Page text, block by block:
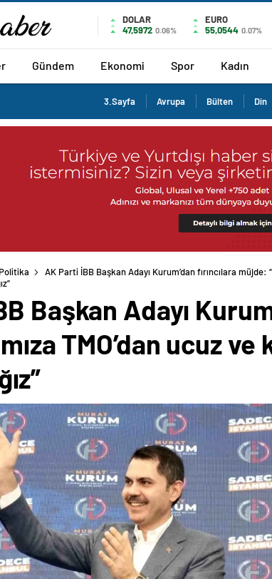
DOLAR
47,5972 0.06%
EURO
55,0544 0.07%
Gündem Ekonomi Spor Kadın
3.Sayfa Avrupa Bülten Din
Politika
AK Parti İBB Başkan Adayı Kurum’dan fırıncılara müjde:
Başkan Adayı
TMO’dan ucuz